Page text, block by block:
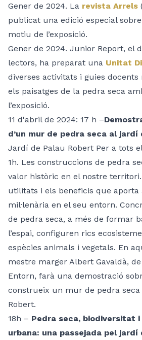
Gener de 2024. La revista Arrels
publicat una edició especial
motiu de l’exposició.
Gener de 2024. Junior Report, el
lectors, ha preparat una Unitat
diverses activitats i guies docents
els paisatges de la pedra seca
l’exposició.
11 d'abril de 2024: 17 h –
d’un mur de pedra seca al jardí
Jardí de Palau Robert Per a tots
1h. Les construccions de pedra
valor històric en el nostre
utilitats i els beneficis que aporta
mil·lenària en el seu entorn.
de pedra seca, a més de formar
l’espai, configuren rics
espècies animals i vegetals. En
mestre marger Albert Gavaldà,
Entorn, farà una demostració
construeix un mur de pedra seca
Robert.
18h – Pedra seca, biodiversitat
urbana: una passejada pel jardí